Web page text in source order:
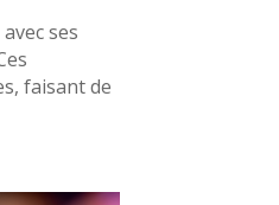
ses
faisant de